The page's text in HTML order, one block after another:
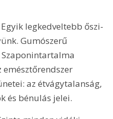
Egyik legkedveltebb őszi-
Gumószerű
emésztőrendszer
az étvágytalanság,
és bénulás jelei.